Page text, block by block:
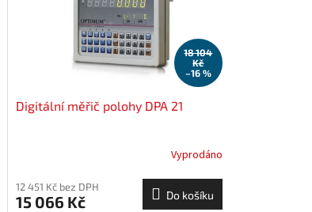
18 104
Kč
–16 %
Digitální měřič polohy DPA 21
Vyprodáno
12 451 Kč bez DPH
15 066 Kč Do košíku